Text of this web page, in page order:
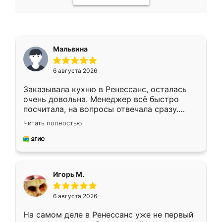
Мальвина
6 августа 2026
Заказывала кухню в Ренессанс, осталась
очень довольна. Менеджер всё быстро
посчитала, на вопросы отвечала сразу.
Замерщик приехал в субботу, подошёл к
делу со всей ответственностью. Собрали
за день, ребята работали аккуратно, даже
Читать полностью
Игорь М.
6 августа 2026
На самом деле в Ренессанс уже не первый